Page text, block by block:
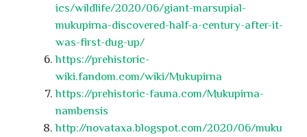
ics/wildlife/2020/06/giant-marsupial-
mukupirna-discovered-half-a-century-after-it-
was-first-dug-up/
https://prehistoric-
wiki.fandom.com/wiki/Mukupirna
https://prehistoric-fauna.com/Mukupirna-
nambensis
http://novataxa.blogspot.com/2020/06/muku